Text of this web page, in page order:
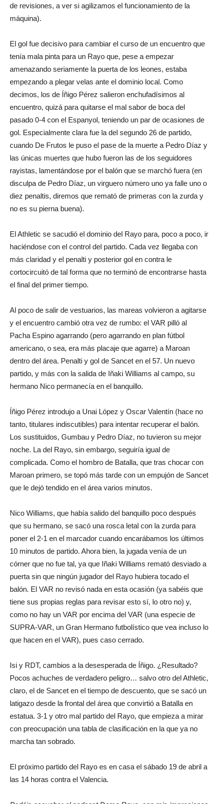
de revisiones, a ver si agilizamos el funcionamiento de la
máquina).
El gol fue decisivo para cambiar el curso de un encuentro que
tenía mala pinta para un Rayo que, pese a empezar
amenazando seriamente la puerta de los leones, estaba
empezando a plegar velas ante el dominio local. Como
decimos, los de Íñigo Pérez salieron enchufadísimos al
encuentro, quizá para quitarse el mal sabor de boca del
pasado 0-4 con el Espanyol, teniendo un par de ocasiones de
gol. Especialmente clara fue la del segundo 26 de partido,
cuando De Frutos le puso el pase de la muerte a Pedro Díaz y
las únicas muertes que hubo fueron las de los seguidores
rayistas, lamentándose por el balón que se marchó fuera (en
disculpa de Pedro Díaz, un virguero número uno ya falle uno o
diez penaltis, diremos que remató de primeras con la zurda y
no es su pierna buena).
El Athletic se sacudió el dominio del Rayo para, poco a poco, ir
haciéndose con el control del partido. Cada vez llegaba con
más claridad y el penalti y posterior gol en contra le
cortocircuitó de tal forma que no terminó de encontrarse hasta
el final del primer tiempo.
Al poco de salir de vestuarios, las mareas volvieron a agitarse
y el encuentro cambió otra vez de rumbo: el VAR pilló al
Pacha Espino agarrando (pero agarrando en plan fútbol
americano, o sea, era más placaje que agarre) a Maroan
dentro del área. Penalti y gol de Sancet en el 57. Un nuevo
partido, y más con la salida de Iñaki Williams al campo, su
hermano Nico permanecía en el banquillo.
Íñigo Pérez introdujo a Unai López y Oscar Valentín (hace no
tanto, titulares indiscutibles) para intentar recuperar el balón.
Los sustituidos, Gumbau y Pedro Díaz, no tuvieron su mejor
noche. La del Rayo, sin embargo, seguiría igual de
complicada. Como el hombro de Batalla, que tras chocar con
Maroan primero, se topó más tarde con un empujón de Sancet
que le dejó tendido en el área varios minutos.
Nico Williams, que había salido del banquillo poco después
que su hermano, se sacó una rosca letal con la zurda para
poner el 2-1 en el marcador cuando encarábamos los últimos
10 minutos de partido. Ahora bien, la jugada venía de un
córner que no fue tal, ya que Iñaki Williams remató desviado a
puerta sin que ningún jugador del Rayo hubiera tocado el
balón. El VAR no revisó nada en esta ocasión (ya sabéis que
tiene sus propias reglas para revisar esto sí, lo otro no) y,
como no hay un VAR por encima del VAR (una especie de
SUPRA-VAR, un Gran Hermano futbolístico que vea incluso lo
que hacen en el VAR), pues caso cerrado.
Isi y RDT, cambios a la desesperada de Íñigo. ¿Resultado?
Pocos achuches de verdadero peligro… salvo otro del Athletic,
claro, el de Sancet en el tiempo de descuento, que se sacó un
latigazo desde la frontal del área que convirtió a Batalla en
estatua. 3-1 y otro mal partido del Rayo, que empieza a mirar
con preocupación una tabla de clasificación en la que ya no
marcha tan sobrado.
El próximo partido del Rayo es en casa el sábado 19 de abril a
las 14 horas contra el Valencia.